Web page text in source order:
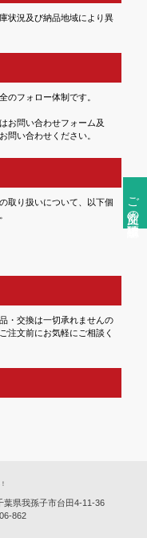
ご注文前の確認事項
状況及び納品地域により異
のフォロー体制です。
お問い合わせフォーム及
問い合わせください。
取り扱いについて、以下個
・交換は一切承れませんの
注文前にお気軽にご相談く
葉県我孫子市台田4-11-36
862